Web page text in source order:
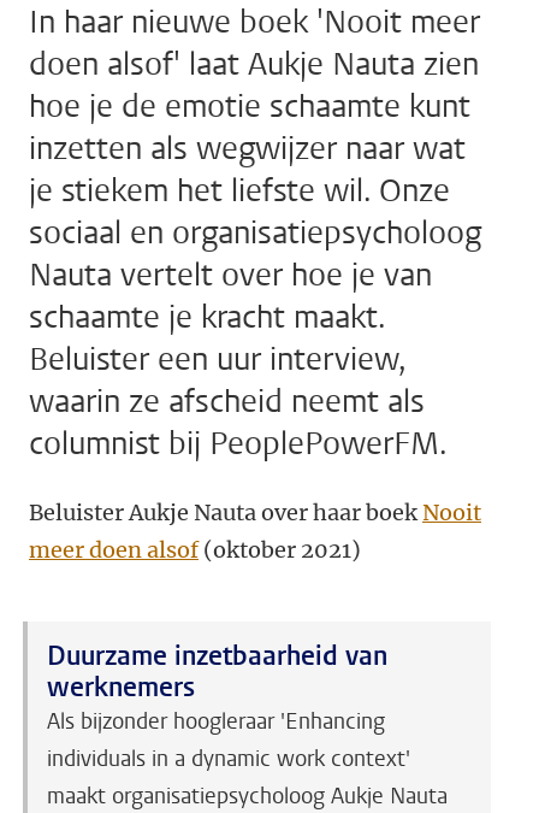
In haar nieuwe boek 'Nooit meer
doen alsof' laat Aukje Nauta zien
hoe je de emotie schaamte kunt
inzetten als wegwijzer naar wat
je stiekem het liefste wil. Onze
sociaal en organisatiepsycholoog
Nauta vertelt over hoe je van
schaamte je kracht maakt.
Beluister een uur interview,
waarin ze afscheid neemt als
columnist bij PeoplePowerFM.
Beluister Aukje Nauta over haar boekNooit
meer doen alsof(oktober 2021)
Duurzame inzetbaarheid van
werknemers
Als bijzonder hoogleraar 'Enhancing
individuals in a dynamic work context'
maakt organisatiepsycholoog Aukje Nauta